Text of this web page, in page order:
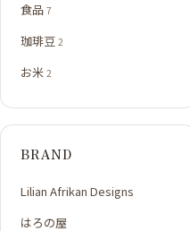
食品7
珈琲豆2
お米2
BRAND
Lilian Afrikan Designs
はろの屋